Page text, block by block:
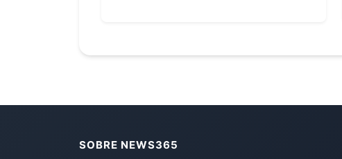
SOBRE NEWS365